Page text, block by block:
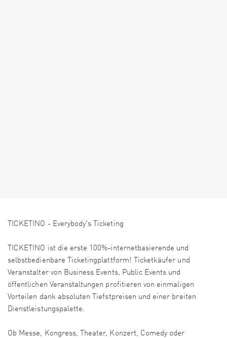
TICKETINO - Everybody's Ticketing
TICKETINO ist die erste 100%-internetbasierende und
selbstbedienbare Ticketingplattform! Ticketkäufer und
Veranstalter von Business Events, Public Events und
öffentlichen Veranstaltungen profitieren von einmaligen
Vorteilen dank absoluten Tiefstpreisen und einer breiten
Dienstleistungspalette.
Ob Messe, Kongress, Theater, Konzert, Comedy oder